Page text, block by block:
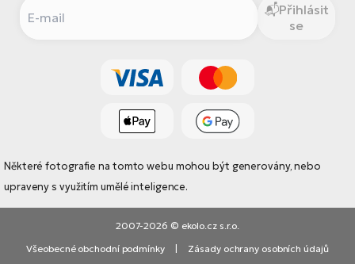
Přihlásit
se
Některé fotografie na tomto webu mohou být generovány, nebo
upraveny s využitím umělé inteligence.
2007-2026 © ekolo.cz s.r.o.
Všeobecné obchodní podmínky
Zásady ochrany osobních údajů